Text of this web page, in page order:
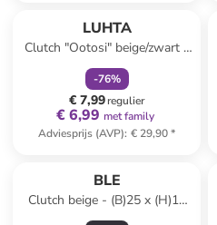
LUHTA
Clutch "Ootosi" beige/zwart -
(B)28 x (H)16 x (D)4 cm
-76%
€ 7,99regulier
€ 6,99 met family
Adviesprijs (AVP): € 29,90*
BLE
Clutch beige - (B)25 x (H)17
cm